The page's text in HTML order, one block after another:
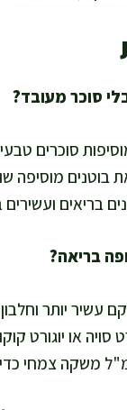
סוכרים
מוסיפה
ועשירים
יוגורט בגבינת ריקוטה
או יוגורט